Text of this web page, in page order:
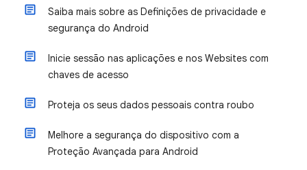
Saiba mais sobre as Definições de privacidade e
segurança do Android
Inicie sessão nas aplicações e nos Websites com
chaves de acesso
Proteja os seus dados pessoais contra roubo
Melhore a segurança do dispositivo com a
Proteção Avançada para Android